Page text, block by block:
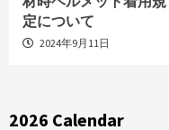
定について
2024年9月11日
2026 Calendar